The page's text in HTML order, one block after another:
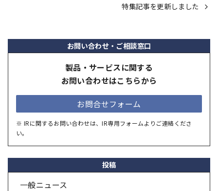
特集記事を更新しました
お問い合わせ・ご相談窓口
製品・サービスに関する
お問い合わせはこちらから
お問合せフォーム
※ IRに関するお問い合わせは、IR専用フォームよりご連絡くださ
い。
投稿
一般ニュース